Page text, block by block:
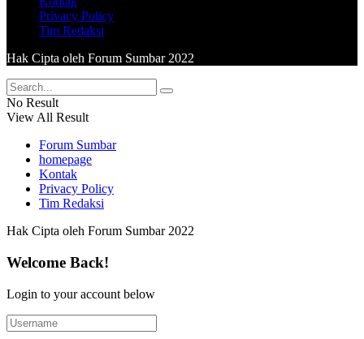
Privacy Policy
Tim Redaksi
Hak Cipta oleh Forum Sumbar 2022
No Result
View All Result
Forum Sumbar
homepage
Kontak
Privacy Policy
Tim Redaksi
Hak Cipta oleh Forum Sumbar 2022
Welcome Back!
Login to your account below